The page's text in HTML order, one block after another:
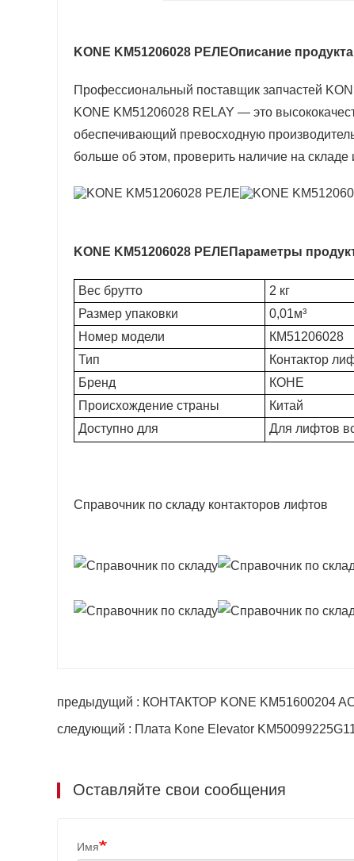
KONE KM51206028 РЕЛЕОписание продукта
Профессиональный поставщик запчастей
KONE KM51206028 RELAY — это
обеспечивающий превосходную
больше об этом, проверить наличие на складе
KONE KM51206028 РЕЛЕ Параметры
Вес брутто
2 кг
Размер упаковки
0,01м³
Номер модели
КМ51206028
Тип
Контактор
Бренд
КОНЕ
Происхождение страны
Китай
Доступно для
Для лифтов
Справочник по складу контакторов лифтов
предыдущий : КОНТАКТОР KONE KM51600204
следующий : Плата Kone Elevator
Оставляйте свои сообщения
Имя